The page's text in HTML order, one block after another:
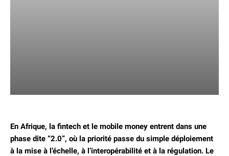
En Afrique, la fintech et le mobile money entrent dans une
phase dite “2.0”, où la priorité passe du simple déploiement
à la mise à l’échelle, à l’interopérabilité et à la régulation. Le